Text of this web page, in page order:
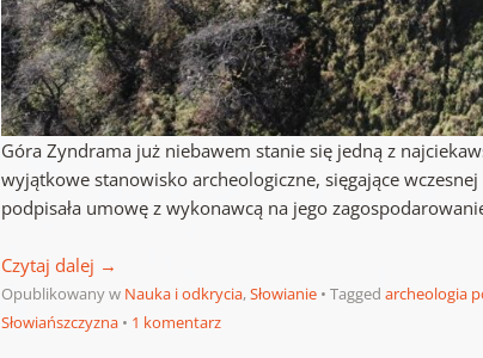
Góra Zyndrama już niebawem stanie się jedną z
wyjątkowe stanowisko archeologiczne, sięgające
podpisała umowę z wykonawcą na jego
Czytaj dalej →
Opublikowany w Nauka i odkrycia,Słowianie Taggedarcheologia
Słowiańszczyzna
1 komentarz